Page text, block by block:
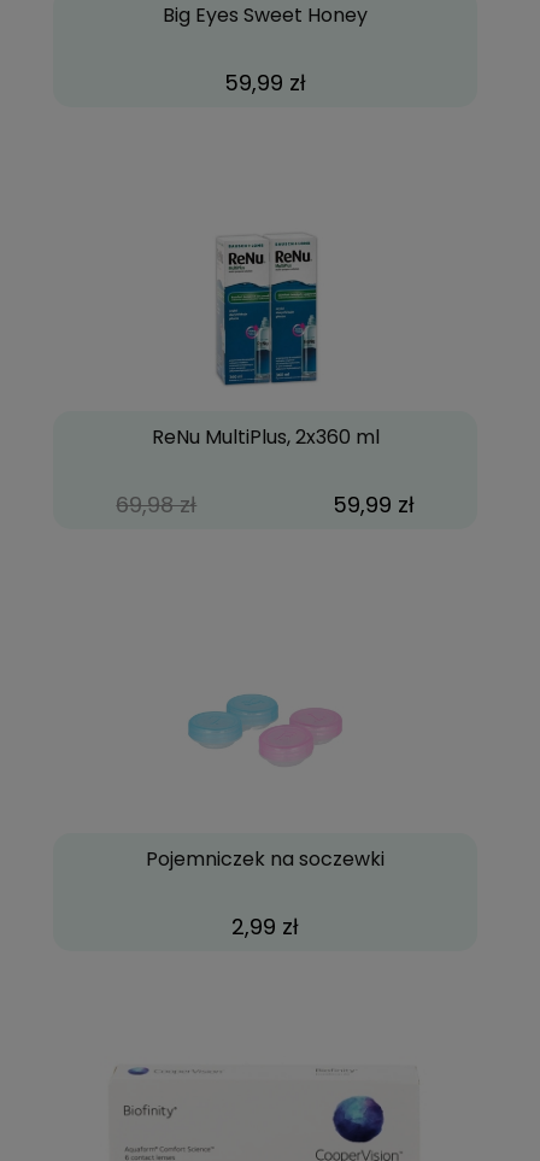
Big Eyes Sweet Honey
59,99 zł
ReNu MultiPlus, 2x360 ml
69,98 zł 59,99 zł
Pojemniczek na soczewki
2,99 zł